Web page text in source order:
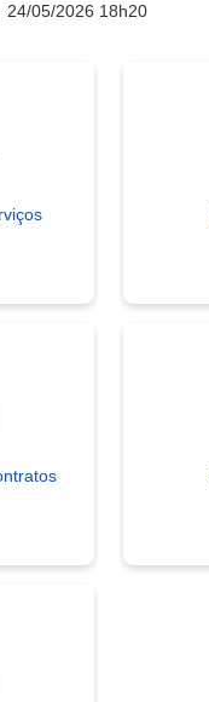
24/05/2026 18h20